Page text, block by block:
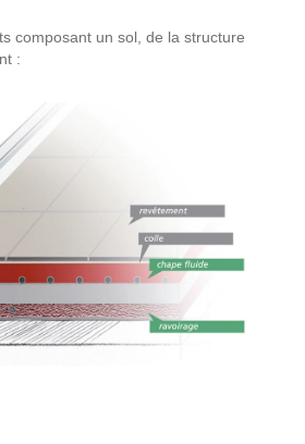
composant un sol, de la structure
: